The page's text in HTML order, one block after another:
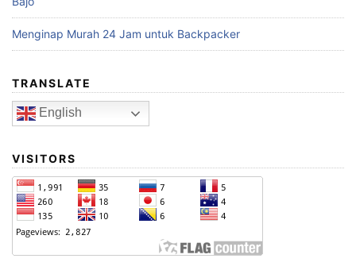
Menginap Murah 24 Jam untuk Backpacker
TRANSLATE
English
VISITORS